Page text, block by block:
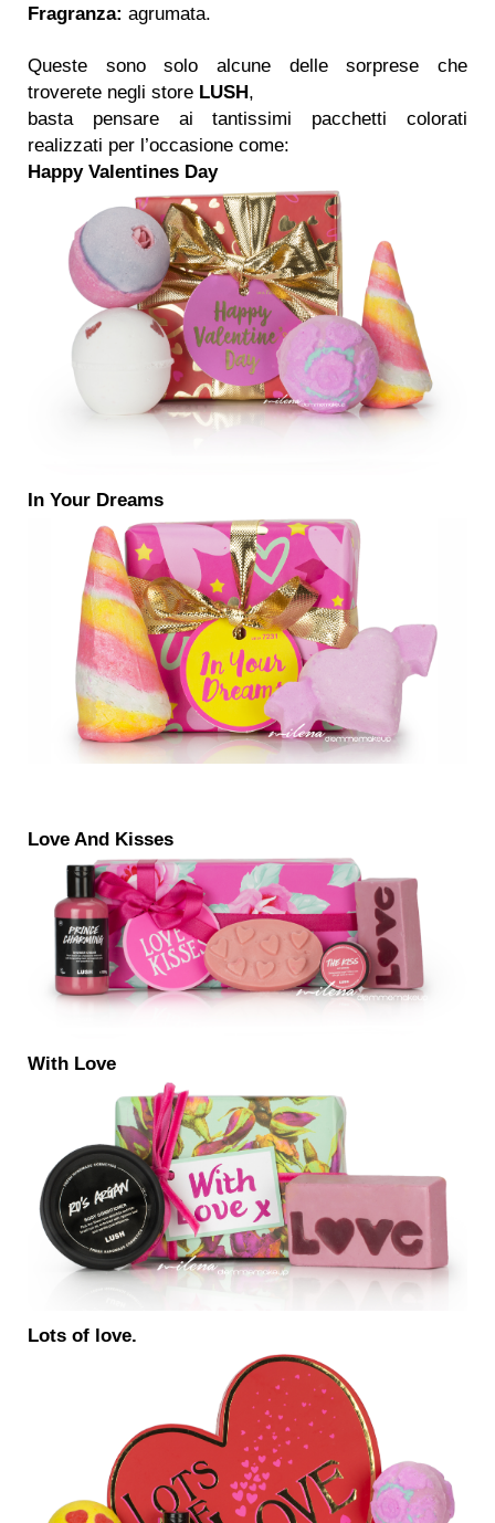
Fragranza: agrumata.
Queste sono solo alcune delle sorprese che
troverete negli store LUSH,
basta pensare ai tantissimi pacchetti colorati
realizzati per l’occasione come:
Happy Valentines Day
In Your Dreams
Love And Kisses
With Love
Lots of love.